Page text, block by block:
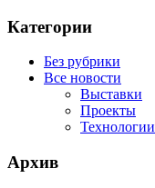
Категории
Без рубрики
Все новости
Выставки
Проекты
Технологии
Архив